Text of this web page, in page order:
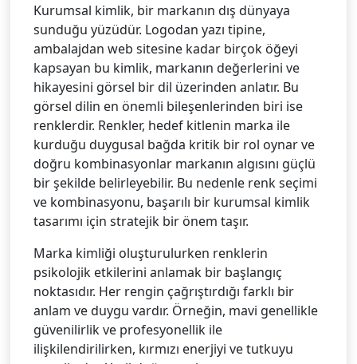
Kurumsal kimlik, bir markanın dış dünyaya
sunduğu yüzüdür. Logodan yazı tipine,
ambalajdan web sitesine kadar birçok öğeyi
kapsayan bu kimlik, markanın değerlerini ve
hikayesini görsel bir dil üzerinden anlatır. Bu
görsel dilin en önemli bileşenlerinden biri ise
renklerdir. Renkler, hedef kitlenin marka ile
kurduğu duygusal bağda kritik bir rol oynar ve
doğru kombinasyonlar markanın algısını güçlü
bir şekilde belirleyebilir. Bu nedenle renk seçimi
ve kombinasyonu, başarılı bir kurumsal kimlik
tasarımı için stratejik bir önem taşır.
Marka kimliği oluşturulurken renklerin
psikolojik etkilerini anlamak bir başlangıç
noktasıdır. Her rengin çağrıştırdığı farklı bir
anlam ve duygu vardır. Örneğin, mavi genellikle
güvenilirlik ve profesyonellik ile
ilişkilendirilirken, kırmızı enerjiyi ve tutkuyu